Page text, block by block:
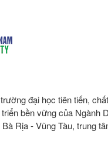
đại học tiên tiến,
bền vững của
Rịa - Vũng Tàu, trung